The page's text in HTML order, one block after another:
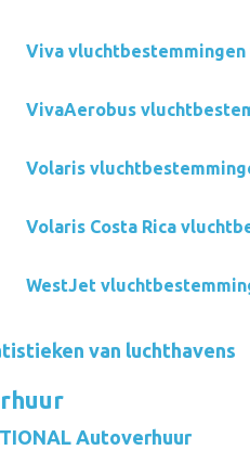
Viva vluchtbestemmingen
VivaAerobus
Volaris
Volaris Costa Rica
WestJet
van luchthavens
Autoverhuur